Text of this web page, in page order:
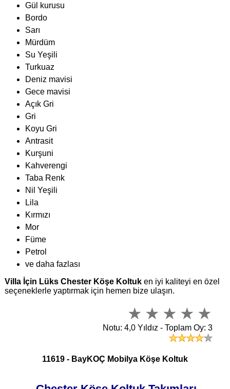
Gül kurusu
Bordo
Sarı
Mürdüm
Su Yeşili
Turkuaz
Deniz mavisi
Gece mavisi
Açık Gri
Gri
Koyu Gri
Antrasit
Kurşuni
Kahverengi
Taba Renk
Nil Yeşili
Lila
Kırmızı
Mor
Füme
Petrol
ve daha fazlası
Villa İçin Lüks Chester Köşe Koltuken iyi kaliteyi en özel
seçeneklerle yaptırmak için hemen bize ulaşın.
Notu: 4,0 Yıldız - Toplam Oy: 3
11619 - BayKOÇ Mobilya Köşe Koltuk